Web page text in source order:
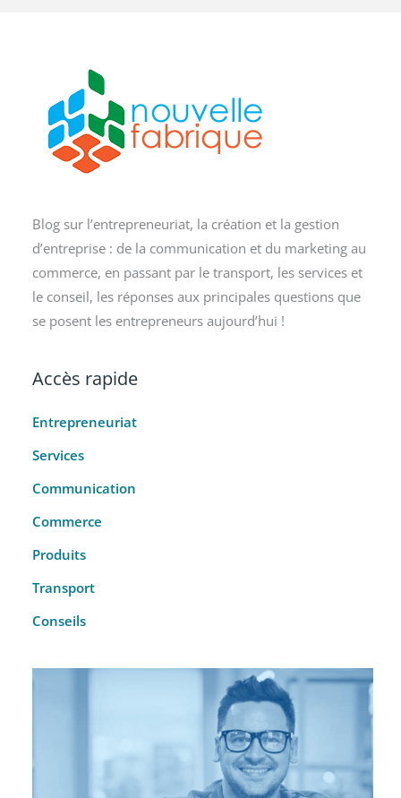
Blog sur l’entrepreneuriat, la création et la gestion
d’entreprise : de la communication et du marketing au
commerce, en passant par le transport, les services et
le conseil, les réponses aux principales questions que
se posent les entrepreneurs aujourd’hui !
Accès rapide
Entrepreneuriat
Services
Communication
Commerce
Produits
Transport
Conseils